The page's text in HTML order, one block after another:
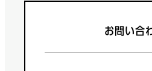
お問い合